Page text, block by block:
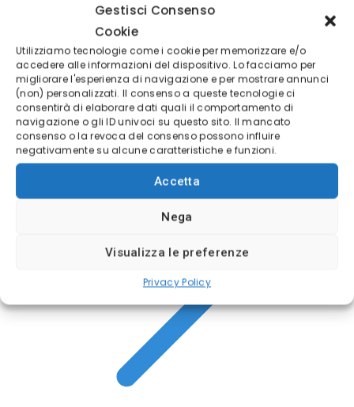
Gestisci Consenso
Cookie
Utilizziamo tecnologie come i cookie per memorizzare e/o
accedere alle informazioni del dispositivo. Lo facciamo per
migliorare l'esperienza di navigazione e per mostrare annunci
(non) personalizzati. Il consenso a queste tecnologie ci
consentirà di elaborare dati quali il comportamento di
navigazione o gli ID univoci su questo sito. Il mancato
consenso o la revoca del consenso possono influire
negativamente su alcune caratteristiche e funzioni.
Accetta
Nega
Visualizza le preferenze
Privacy Policy
APRI DEMO LIVE